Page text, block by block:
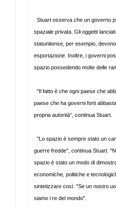
Stuart osserva che un governo
spaziale privata. Gli oggetti
statunitense, per esempio,
esportazione. Inoltre, i governi
spazio possedendo molte delle
"Il fatto è che ogni paese che
paese che ha governi forti
propria autorità", continua Stuart.
"Lo spazio è sempre stato un
guerre fredde", continua Stuart.
spazio è stato un modo di
economiche, politiche e
sintetizzare così: "Se un nostro
siamo i re del mondo".